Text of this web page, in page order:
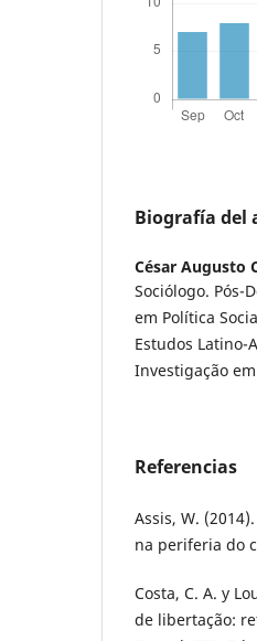
Biografía del
César Augusto
Sociólogo. Pós-
em Política
Estudos Latino-
Investigação em
Referencias
Assis, W.
na periferia do
Costa, C. A. y
de libertação: